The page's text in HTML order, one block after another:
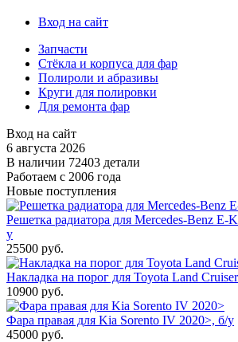
Вход на сайт
Запчасти
Стёкла и корпуса для фар
Полироли и абразивы
Круги для полировки
Для ремонта фар
Вход на сайт
6 августа 2026
В наличии 72403 детали
Работаем с 2006 года
Новые поступления
Решетка радиатора для Mercedes-Benz E-
у
25500 руб.
Накладка на порог для Toyota Land
10900 руб.
Фара правая для Kia Sorento IV 2020>, б/у
45000 руб.